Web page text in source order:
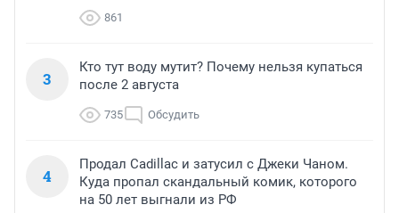
861
3
Кто тут воду мутит? Почему нельзя купаться
после 2 августа
735 Обсудить
4
Продал Cadillac и затусил с Джеки Чаном.
Куда пропал скандальный комик, которого
на 50 лет выгнали из РФ